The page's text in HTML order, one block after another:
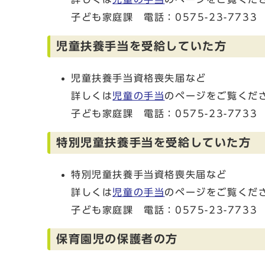
子ども家庭課 電話：0575-23-7733
児童扶養手当を受給していた方
児童扶養手当資格喪失届など
詳しくは児童の手当のページをご覧くだ
子ども家庭課 電話：0575-23-7733
特別児童扶養手当を受給していた方
特別児童扶養手当資格喪失届など
詳しくは児童の手当のページをご覧くだ
子ども家庭課 電話：0575-23-7733
保育園児の保護者の方